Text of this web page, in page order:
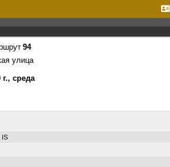
94
улица
среда
IS